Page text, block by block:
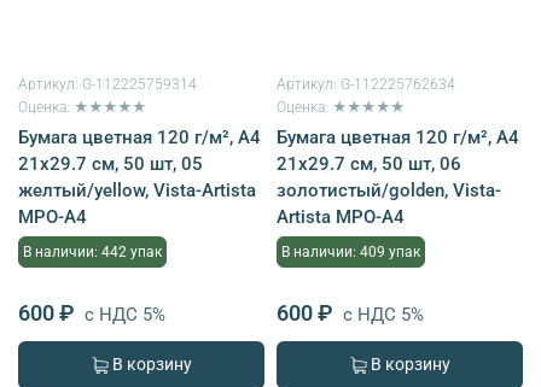
Артикул: G-112225759314
Оценка: ★★★★★
Бумага цветная 120 г/м², A4
21х29.7 см, 50 шт, 05
желтый/yellow, Vista-Artista
MPO-A4
В наличии: 442 упак
600 ₽ с НДС 5%
В корзину
Артикул: G-112225762634
Оценка: ★★★★★
Бумага цветная 120 г/м², A4
21х29.7 см, 50 шт, 06
золотистый/golden, Vista-
Artista MPO-A4
В наличии: 409 упак
600 ₽ с НДС 5%
В корзину